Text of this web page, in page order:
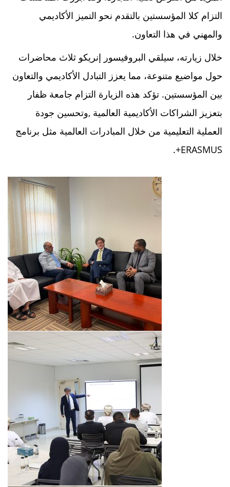
التزام كلا المؤسستين بالتقدم نحو التميز الأكاديمي
والمهني في هذا التعاون.
خلال زيارته، سيلقي البروفيسور إنريكو ثلاث محاضرات
حول مواضيع متنوعة، مما يعزز التبادل الأكاديمي والتعاون
بين المؤسستين. تؤكد هذه الزيارة التزام جامعة ظفار
بتعزيز الشراكات الأكاديمية العالمية ,وتحسين جودة
العملية التعليمية من خلال المبادرات العالمية مثل برنامج
ERASMUS+.